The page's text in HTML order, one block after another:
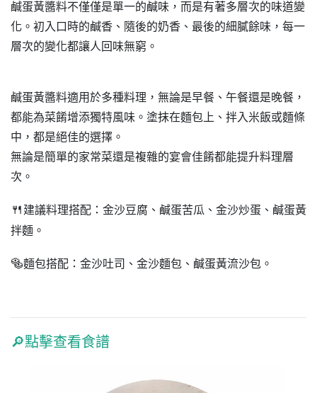
鹹蛋黃醬料不僅僅是單一的鹹味，而是有著多層次的味道變
化。初入口時的鹹香、隨後的奶香、最後的細膩餘味，每一
層次的變化都讓人回味無窮。
鹹蛋黃醬料適用於多種料理，無論是早餐、午餐還是晚餐，
都能為菜餚增添獨特風味。塗抹在麵包上、拌入米飯或麵條
中，都是絕佳的選擇。
無論是簡單的家常菜還是複雜的宴會佳餚都能提升料理層
次。
🍴 建議料理搭配：金沙豆腐、鹹蛋苦瓜、金沙炒蛋、鹹蛋黃
拌麵。
🥯麵包搭配：金沙吐司、金沙麵包、鹹蛋黃流沙包。
🔎點擊查看食譜